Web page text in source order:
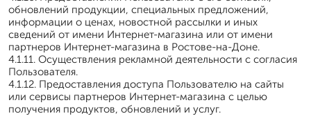
обновлений продукции, специальных предложений,
информации о ценах, новостной рассылки и иных
сведений от имени Интернет-магазина или от имени
партнеров Интернет-магазина в Ростове-на-Доне.
4.1.11. Осуществления рекламной деятельности с согласия
Пользователя.
4.1.12. Предоставления доступа Пользователю на сайты
или сервисы партнеров Интернет-магазина с целью
получения продуктов, обновлений и услуг.